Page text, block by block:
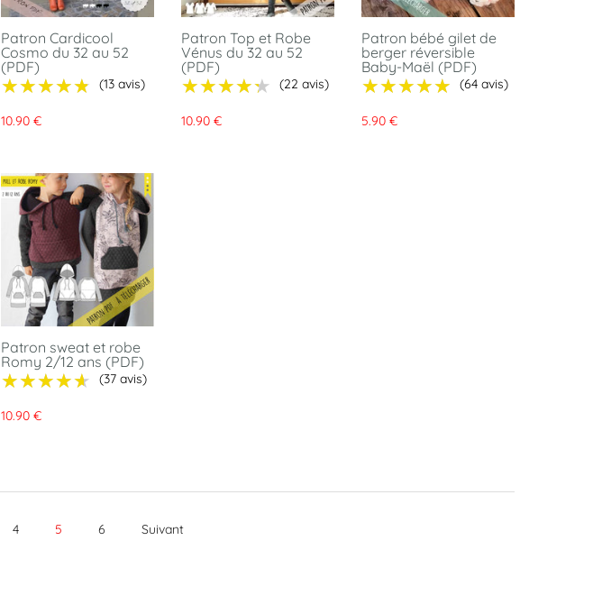
Patron Cardicool
Cosmo du 32 au 52
(PDF)
★★★★★
★★★★★ (13 avis)
10.90 €
Patron Top et Robe
Vénus du 32 au 52
(PDF)
★★★★★
★★★★★ (22 avis)
10.90 €
Patron bébé gilet de
berger réversible
Baby-Maël (PDF)
★★★★★
★★★★★ (64 avis)
5.90 €
Patron sweat et robe
Romy 2/12 ans (PDF)
★★★★★
★★★★★ (37 avis)
10.90 €
4 5 6 Suivant